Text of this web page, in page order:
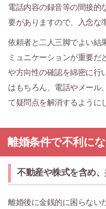
電話内容の録音等の間接的
要がありますので、入念な
依頼者と二人三脚でよい結
ミュニケーションが重要だ
や方向性の確認を綿密に行
はもちろん、電話やメール
て疑問点を解消するように
離婚条件で不利に
不動産や株式を含め
離婚後に金銭的に困らない